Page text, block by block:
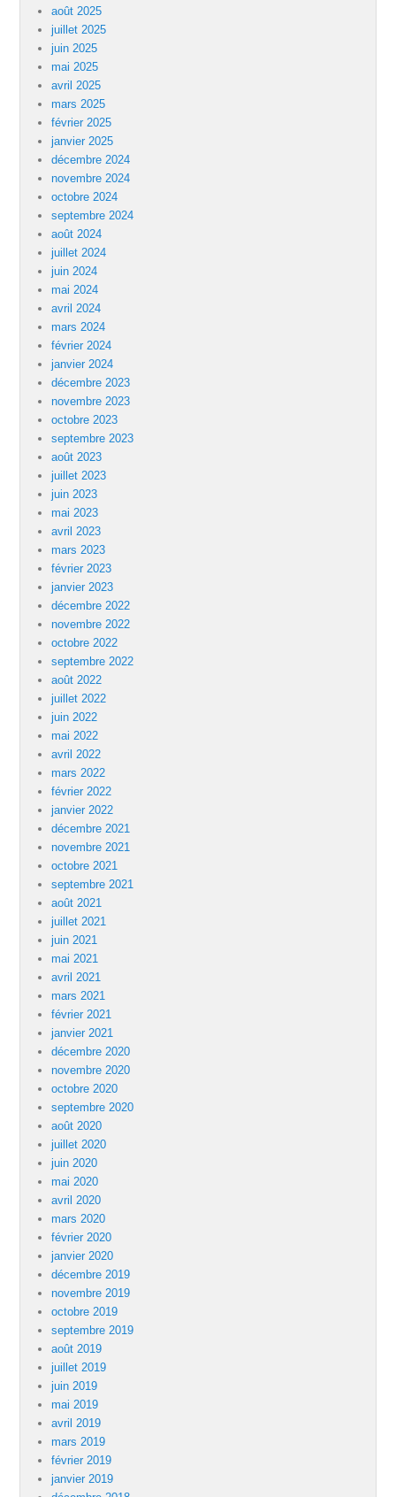
août 2025
juillet 2025
juin 2025
mai 2025
avril 2025
mars 2025
février 2025
janvier 2025
décembre 2024
novembre 2024
octobre 2024
septembre 2024
août 2024
juillet 2024
juin 2024
mai 2024
avril 2024
mars 2024
février 2024
janvier 2024
décembre 2023
novembre 2023
octobre 2023
septembre 2023
août 2023
juillet 2023
juin 2023
mai 2023
avril 2023
mars 2023
février 2023
janvier 2023
décembre 2022
novembre 2022
octobre 2022
septembre 2022
août 2022
juillet 2022
juin 2022
mai 2022
avril 2022
mars 2022
février 2022
janvier 2022
décembre 2021
novembre 2021
octobre 2021
septembre 2021
août 2021
juillet 2021
juin 2021
mai 2021
avril 2021
mars 2021
février 2021
janvier 2021
décembre 2020
novembre 2020
octobre 2020
septembre 2020
août 2020
juillet 2020
juin 2020
mai 2020
avril 2020
mars 2020
février 2020
janvier 2020
décembre 2019
novembre 2019
octobre 2019
septembre 2019
août 2019
juillet 2019
juin 2019
mai 2019
avril 2019
mars 2019
février 2019
janvier 2019